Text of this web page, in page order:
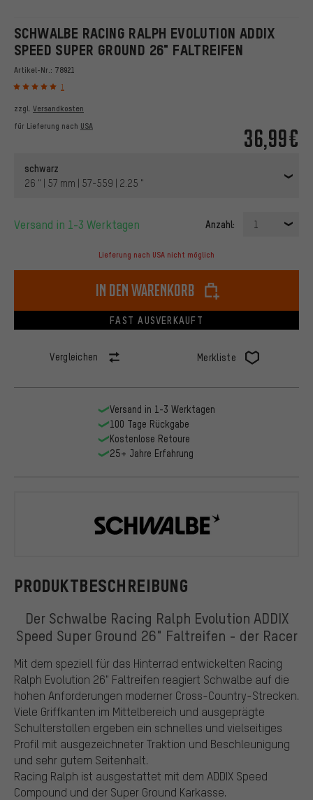
SCHWALBE RACING RALPH EVOLUTION ADDIX
SPEED SUPER GROUND 26" FALTREIFEN
Artikel-Nr.: 78921
1
36,99€
zzgl. Versandkosten
für Lieferung nach USA
schwarz
26 " | 57 mm | 57-559 | 2.25 "
Versand in 1-3 Werktagen Anzahl: 1
Lieferung nach USA nicht möglich
In den Warenkorb
FAST AUSVERKAUFT
Vergleichen Merkliste
PRODUKTBESCHREIBUNG
Der Schwalbe Racing Ralph Evolution ADDIX
Speed Super Ground 26" Faltreifen - der Racer
Mit dem speziell für das Hinterrad entwickelten Racing
Ralph Evolution 26" Faltreifen reagiert Schwalbe auf die
hohen Anforderungen moderner Cross-Country-Strecken.
Viele Griffkanten im Mittelbereich und ausgeprägte
Schulterstollen ergeben ein schnelles und vielseitiges
Profil mit ausgezeichneter Traktion und Beschleunigung
und sehr gutem Seitenhalt.
Racing Ralph ist ausgestattet mit dem ADDIX Speed
Compound und der Super Ground Karkasse.
Versand in 1-3 Werktagen
100 Tage Rückgabe
Kostenlose Retoure
25+ Jahre Erfahrung